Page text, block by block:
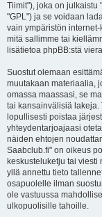
Tiimit"), joka on julkaistu "
"GPL") ja se voidaan
vain ympäristön
mitä sallimme tai
lisätietoa phpBB:stä
Suostut olemaan
muutakaan materiaalia,
omassa maassasi, se
tai kansainvälisiä lakeja.
lopullisesti poistaa
yhteydentarjoajaasi
näiden ehtojen
Saabclub.fi" on oikeus
keskusteluketju tai viesti
yllä annettu tieto
osapuolelle ilman
ole vastuussa
ulkopuolisille tahoille.